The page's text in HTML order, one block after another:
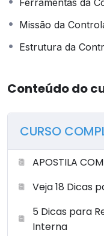
OBSERVAÇÃO:
AVALIAÇÃO É
TODAS AS ETAPAS
CONCLUSÃO DA
Missão da
Estrutura da
Conteúdo do
CURSO
APOSTILA
Veja 18 Dicas
5 Dicas para
Interna